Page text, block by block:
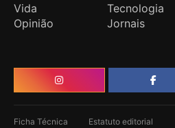
Vida
Tecnologia
Opinião
Jornais
Ficha Técnica Estatuto editorial